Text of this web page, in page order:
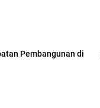
Pembangunan di